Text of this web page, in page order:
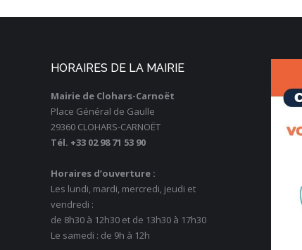
HORAIRES DE LA MAIRIE
Mairie de Clohars-Carnoët
Place Général de Gaulle
29360 CLOHARS-CARNOËT
Tél. +33 02 98 71 53 90
Horaires d’ouverture :
Les lundi, mardi, mercredi, jeudi et
vendredi :
de 8h30 à 12h30 et de 13h30 à 17h30
Le samedi : de 9h à 12h